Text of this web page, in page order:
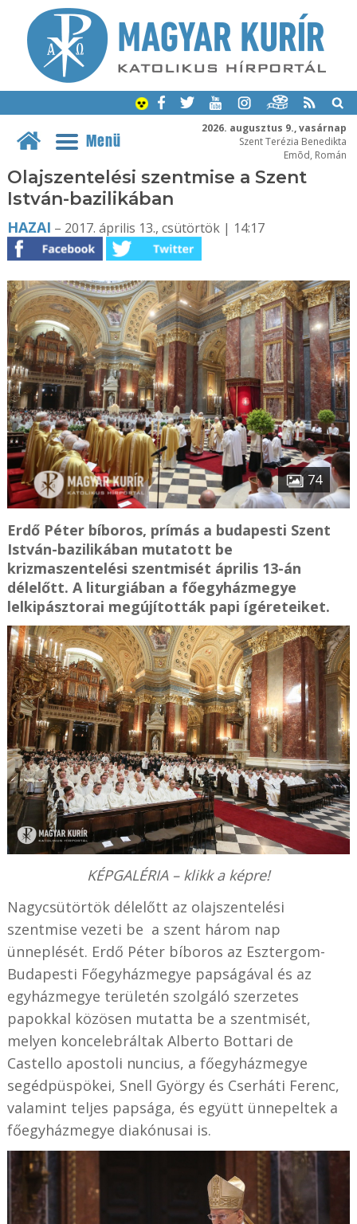
2026. augusztus 9., vasárnap
Szent Terézia Benedikta
Emõd, Román
Menü
Olajszentelési szentmise a Szent
István-bazilikában
HAZAI – 2017. április 13., csütörtök | 14:17
74
Erdő Péter bíboros, prímás a budapesti Szent
István-bazilikában mutatott be
krizmaszentelési szentmisét április 13-án
délelőtt. A liturgiában a főegyházmegye
lelkipásztorai megújították papi ígéreteiket.
KÉPGALÉRIA – klikk a képre!
Nagycsütörtök délelőtt az olajszentelési
szentmise vezeti be a szent három nap
ünneplését. Erdő Péter bíboros az Esztergom-
Budapesti Főegyházmegye papságával és az
egyházmegye területén szolgáló szerzetes
papokkal közösen mutatta be a szentmisét,
melyen koncelebráltak Alberto Bottari de
Castello apostoli nuncius, a főegyházmegye
segédpüspökei, Snell György és Cserháti Ferenc,
valamint teljes papsága, és együtt ünnepeltek a
főegyházmegye diakónusai is.